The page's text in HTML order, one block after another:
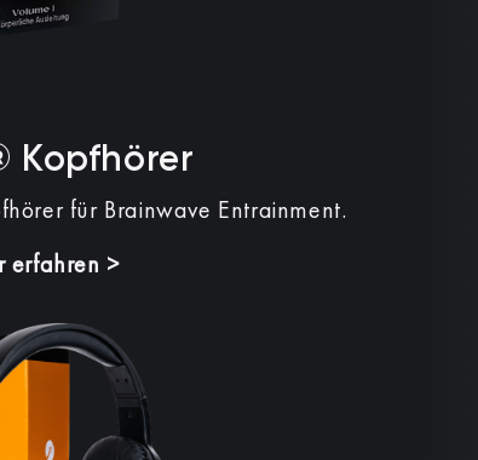
Kopfhörer
für Brainwave Entrainment.
erfahren >